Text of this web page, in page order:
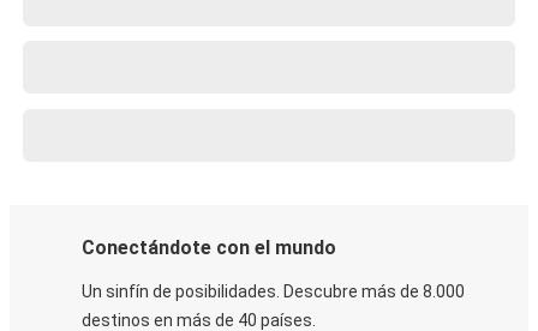
Conectándote con el mundo
Un sinfín de posibilidades. Descubre más de 8.000
destinos en más de 40 países.